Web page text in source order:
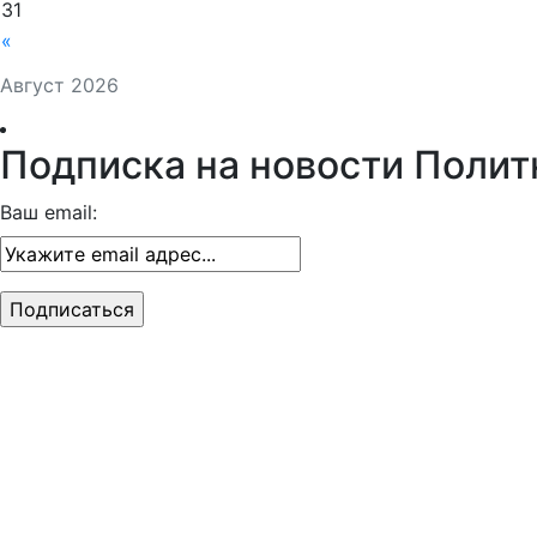
Август 2026
«
31
Подписка на новости
Ваш email: